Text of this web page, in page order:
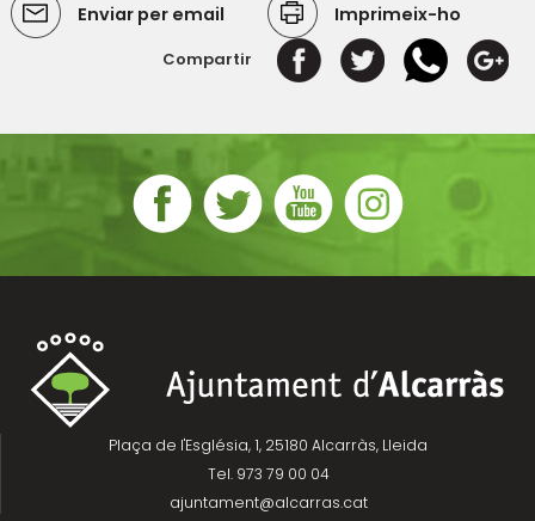
Enviar per email Imprimeix-ho
Compartir
Plaça de l'Església, 1, 25180 Alcarràs, Lleida
Tel. 973 79 00 04
ajuntament@alcarras.cat